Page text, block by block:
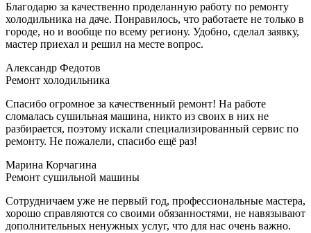
Благодарю за качественно проделанную работу по ремонту
холодильника на даче. Понравилось, что работаете не только в
городе, но и вообще по всему региону. Удобно, сделал заявку,
мастер приехал и решил на месте вопрос.
Александр Федотов
Ремонт холодильника
Спасибо огромное за качественный ремонт! На работе
сломалась сушильная машина, никто из своих в них не
разбирается, поэтому искали специализированный сервис по
ремонту. Не пожалели, спасибо ещё раз!
Марина Корчагина
Ремонт сушильной машины
Сотрудничаем уже не первый год, профессиональные мастера,
хорошо справляются со своими обязанностями, не навязывают
дополнительных ненужных услуг, что для нас очень важно.